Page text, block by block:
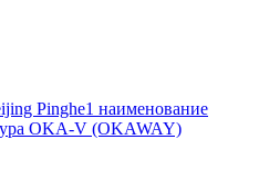
Pinghe1 наименование
OKA-V (OKAWAY)